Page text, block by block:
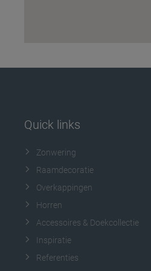
Quick links
Zonwering
Raamdecoratie
Overkappingen
Horren
Accessoires & Doekcollectie
Inspiratie
Referenties